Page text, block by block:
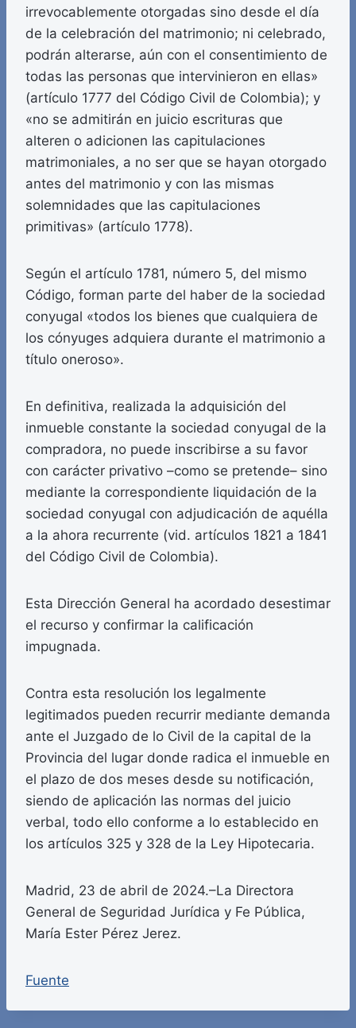
irrevocablemente otorgadas sino desde el día
de la celebración del matrimonio; ni celebrado,
podrán alterarse, aún con el consentimiento de
todas las personas que intervinieron en ellas»
(artículo 1777 del Código Civil de Colombia); y
«no se admitirán en juicio escrituras que
alteren o adicionen las capitulaciones
matrimoniales, a no ser que se hayan otorgado
antes del matrimonio y con las mismas
solemnidades que las capitulaciones
primitivas» (artículo 1778).
Según el artículo 1781, número 5, del mismo
Código, forman parte del haber de la sociedad
conyugal «todos los bienes que cualquiera de
los cónyuges adquiera durante el matrimonio a
título oneroso».
En definitiva, realizada la adquisición del
inmueble constante la sociedad conyugal de la
compradora, no puede inscribirse a su favor
con carácter privativo –como se pretende– sino
mediante la correspondiente liquidación de la
sociedad conyugal con adjudicación de aquélla
a la ahora recurrente (vid. artículos 1821 a 1841
del Código Civil de Colombia).
Esta Dirección General ha acordado desestimar
el recurso y confirmar la calificación
impugnada.
Contra esta resolución los legalmente
legitimados pueden recurrir mediante demanda
ante el Juzgado de lo Civil de la capital de la
Provincia del lugar donde radica el inmueble en
el plazo de dos meses desde su notificación,
siendo de aplicación las normas del juicio
verbal, todo ello conforme a lo establecido en
los artículos 325 y 328 de la Ley Hipotecaria.
Madrid, 23 de abril de 2024.–La Directora
General de Seguridad Jurídica y Fe Pública,
María Ester Pérez Jerez.
Fuente